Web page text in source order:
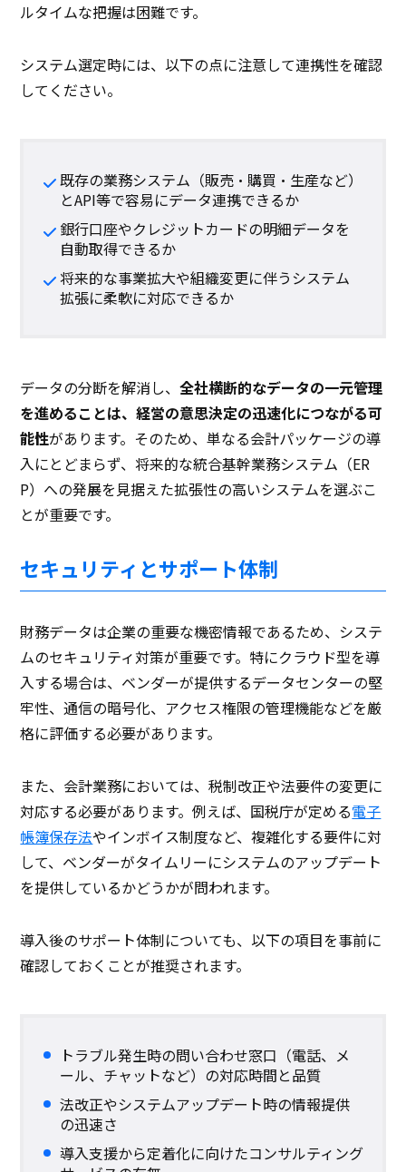
ルタイムな把握は困難です。
システム選定時には、以下の点に注意して連携性を確認
してください。
既存の業務システム（販売・購買・生産など）
とAPI等で容易にデータ連携できるか
銀行口座やクレジットカードの明細データを
自動取得できるか
将来的な事業拡大や組織変更に伴うシステム
拡張に柔軟に対応できるか
データの分断を解消し、全社横断的なデータの一元管理
を進めることは、経営の意思決定の迅速化につながる可
能性があります。そのため、単なる会計パッケージの導
入にとどまらず、将来的な統合基幹業務システム（ER
P）への発展を見据えた拡張性の高いシステムを選ぶこ
とが重要です。
セキュリティとサポート体制
財務データは企業の重要な機密情報であるため、システ
ムのセキュリティ対策が重要です。特にクラウド型を導
入する場合は、ベンダーが提供するデータセンターの堅
牢性、通信の暗号化、アクセス権限の管理機能などを厳
格に評価する必要があります。
また、会計業務においては、税制改正や法要件の変更に
対応する必要があります。例えば、国税庁が定める電子
帳簿保存法やインボイス制度など、複雑化する要件に対
して、ベンダーがタイムリーにシステムのアップデート
を提供しているかどうかが問われます。
導入後のサポート体制についても、以下の項目を事前に
確認しておくことが推奨されます。
トラブル発生時の問い合わせ窓口（電話、メ
ール、チャットなど）の対応時間と品質
法改正やシステムアップデート時の情報提供
の迅速さ
導入支援から定着化に向けたコンサルティング